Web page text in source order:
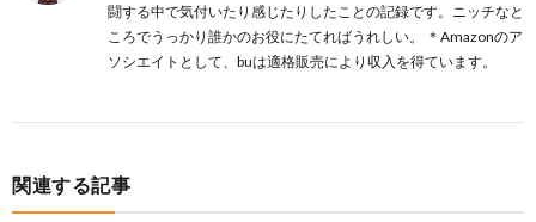
闘する中で気付いたり感じたりしたことの記録です。ニッチなと
ころでうっかり誰かのお役にたてればうれしい。 ＊Amazonのア
ソシエイトとして、buは適格販売により収入を得ています。
関連する記事